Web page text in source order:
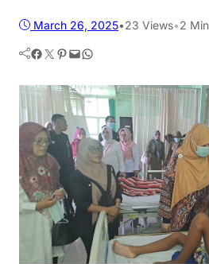
March 26, 2025•23 Views•2
Facebook Twitter Pinterest Mail WhatsApp